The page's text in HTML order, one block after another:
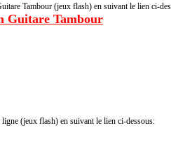
Tambour (jeux flash) en suivant le lien ci-
Guitare Tambour
(jeux flash) en suivant le lien ci-dessous: